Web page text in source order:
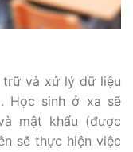
trữ và xử lý dữ liệu
Học sinh ở xa sẽ
mật khẩu (được
sẽ thực hiện việc